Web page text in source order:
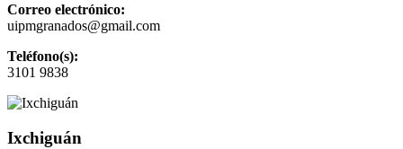
Correo electrónico:
uipmgranados@gmail.com
Teléfono(s):
3101 9838
Ixchiguán